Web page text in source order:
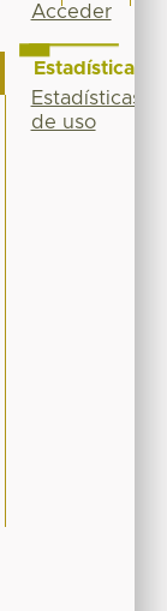
Acceder
Estadísticas
Estadísticas
de uso